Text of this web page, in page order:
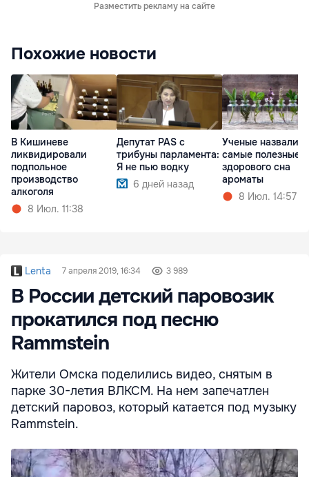
Разместить рекламу на сайте
Похожие новости
В Кишиневе
ликвидировали
подпольное
производство
алкоголя
8 Июл. 11:38
Депутат PAS с
трибуны парламента:
Я не пью водку
6 дней назад
Ученые назвали
самые полезные
здорового сна
ароматы
8 Июл. 14:57
Lenta 7 апреля 2019, 16:34 3 989
В России детский паровозик
прокатился под песню
Rammstein
Жители Омска поделились видео, снятым в
парке 30-летия ВЛКСМ. На нем запечатлен
детский паровоз, который катается под музыку
Rammstein.